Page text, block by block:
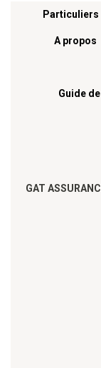
Menu
Particuliers
A propos
Guide
GAT